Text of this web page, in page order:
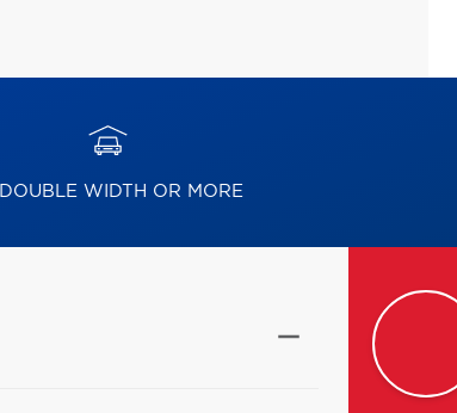
DOUBLE WIDTH OR MORE